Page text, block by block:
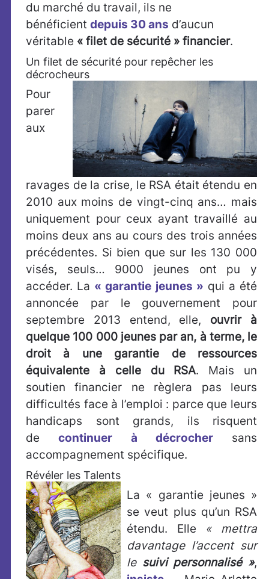
du marché du travail, ils ne
bénéficient depuis 30 ans d’aucun
véritable « filet de sécurité » financier.
Un filet de sécurité pour repêcher les
décrocheurs
Pour
parer
aux
ravages de la crise, le RSA était étendu en
2010 aux moins de vingt-cinq ans… mais
uniquement pour ceux ayant travaillé au
moins deux ans au cours des trois années
précédentes. Si bien que sur les 130 000
visés, seuls… 9000 jeunes ont pu y
accéder. La « garantie jeunes » qui a été
annoncée par le gouvernement pour
septembre 2013 entend, elle, ouvrir à
quelque 100 000 jeunes par an, à terme, le
droit à une garantie de ressources
équivalente à celle du RSA. Mais un
soutien financier ne règlera pas leurs
difficultés face à l’emploi : parce que leurs
handicaps sont grands, ils risquent
decontinuer à décrochersans
accompagnement spécifique.
Révéler les Talents
La « garantie jeunes »
se veut plus qu’un RSA
étendu. Elle « mettra
davantage l’accent sur
le suivi personnalisé »,